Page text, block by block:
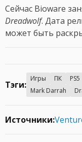
Сейчас Bioware
Dreadwolf. Дата
может быть
Тэги:
Игры ПК PS5
Mark Darrah
Источники: